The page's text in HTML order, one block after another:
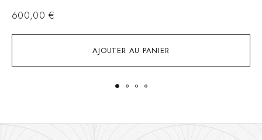
AJOUTER AU PANIER
600,00 €